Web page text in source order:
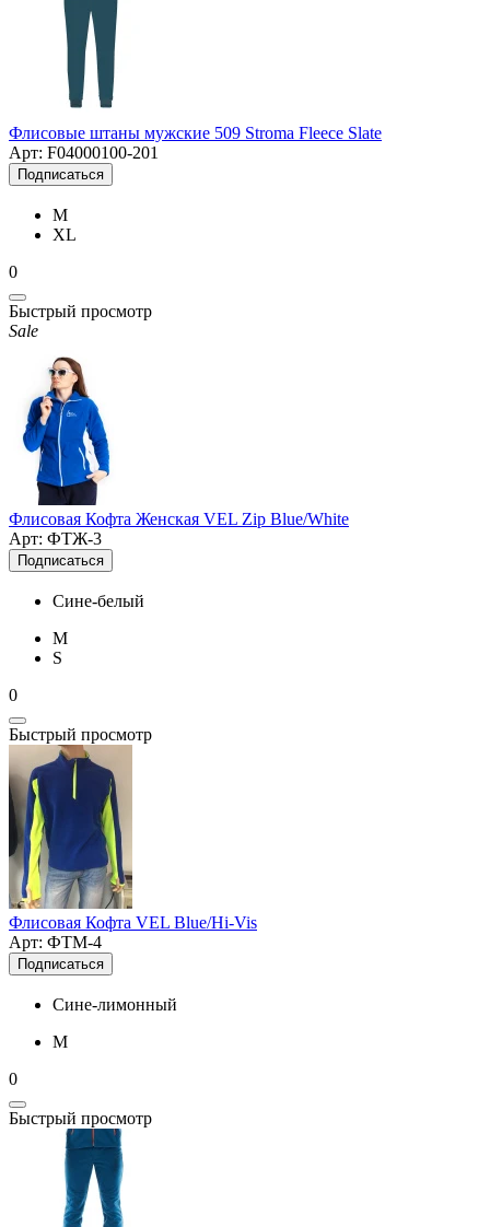
Флисовые штаны мужские 509 Stroma Fleece Slate
Арт: F04000100-201
Подписаться
M
XL
0
Быстрый просмотр
Sale
Флисовая Кофта Женская VEL Zip Blue/White
Арт: ФТЖ-3
Подписаться
Сине-белый
M
S
0
Быстрый просмотр
Флисовая Кофта VEL Blue/Hi-Vis
Арт: ФТМ-4
Подписаться
Сине-лимонный
M
0
Быстрый просмотр